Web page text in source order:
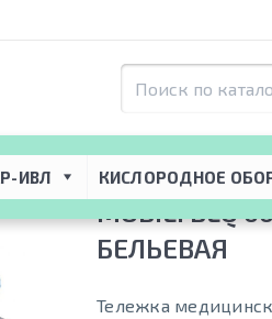
ИВЛ КИСЛОРОДНОЕ
MOBILI BLQ
БЕЛЬЕВАЯ
Тележка